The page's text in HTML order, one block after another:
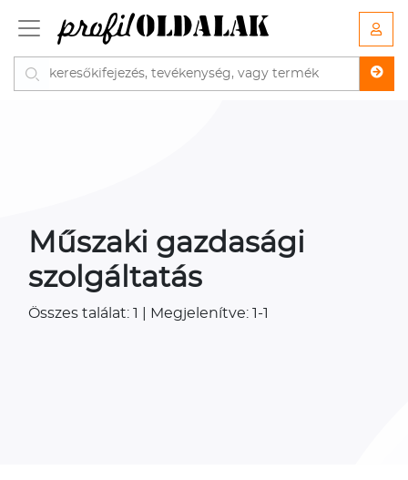
Műszaki gazdasági
szolgáltatás
Összes találat: 1 | Megjelenítve: 1-1